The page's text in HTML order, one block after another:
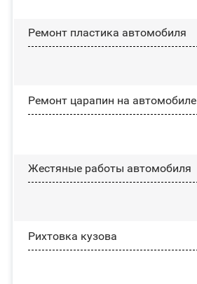
Ремонт пластика автомобиля
Ремонт царапин на автомобиле
Жестяные работы автомобиля
Рихтовка кузова